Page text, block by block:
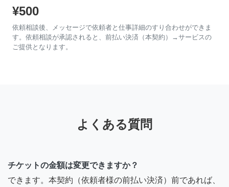
¥500
依頼相談後、メッセージで依頼者と仕事詳細のすり合わせができま
す。依頼相談が承認されると、前払い決済（本契約）→サービスの
ご提供となります。
よくある質問
チケットの金額は変更できますか？
できます。本契約（依頼者様の前払い決済）前であれば、